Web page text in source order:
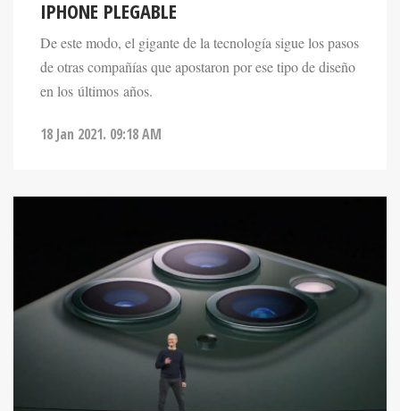
De este modo, el gigante de la tecnología sigue los pasos
de otras compañías que apostaron por ese tipo de diseño
en los últimos años.